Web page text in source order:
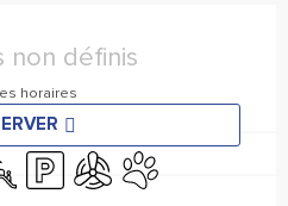
non définis
horaires
pour enfants / Espace jeux
ParkingAir conditionné
Animaux acceptés